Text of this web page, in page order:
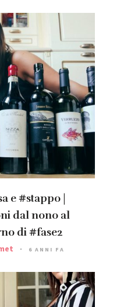
e #stappo |
dal nono al
di #fase2
6 ANNI FA